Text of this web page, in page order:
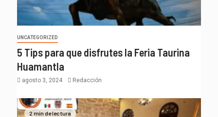
UNCATEGORIZED
5 Tips para que disfrutes la Feria Taurina
Huamantla
agosto 3, 2024 Redacción
2 min de lectura